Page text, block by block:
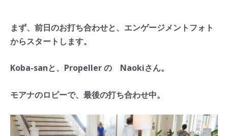
まず、前日のお打ち合わせと、エンゲージメントフォト
からスタートします。
Koba-sanと、Propeller の Naokiさん。
モアナのロビーで、最後の打ち合わせ中。